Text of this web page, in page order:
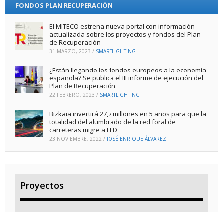
FONDOS PLAN RECUPERACIÓN
El MITECO estrena nueva portal con información
actualizada sobre los proyectos y fondos del Plan
de Recuperación
31 MARZO, 2023 / SMARTLIGHTING
¿Están llegando los fondos europeos a la economía
española? Se publica el III informe de ejecución del
Plan de Recuperación
22 FEBRERO, 2023 / SMARTLIGHTING
Bizkaia invertirá 27,7 millones en 5 años para que la
totalidad del alumbrado de la red foral de
carreteras migre a LED
23 NOVIEMBRE, 2022 / JOSÉ ENRIQUE ÁLVAREZ
Proyectos